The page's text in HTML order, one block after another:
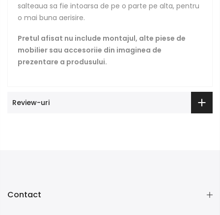
salteaua sa fie intoarsa de pe o parte pe alta, pentru
o mai buna aerisire.
Pretul afisat nu include montajul, alte piese de
mobilier sau accesoriie din imaginea de
prezentare a produsului.
Review-uri
Contact